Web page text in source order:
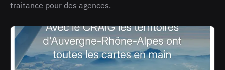
traitance pour des agences.